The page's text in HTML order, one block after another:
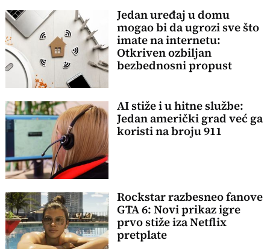
Jedan uređaj u domu
mogao bi da ugrozi sve što
imate na internetu:
Otkriven ozbiljan
bezbednosni propust
AI stiže i u hitne službe:
Jedan američki grad već ga
koristi na broju 911
Rockstar razbesneo fanove
GTA 6: Novi prikaz igre
prvo stiže iza Netflix
pretplate